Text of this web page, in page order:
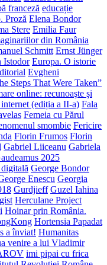
franceză educație
Proză Elena Bondor
Stere Emilia Faur
din România
Schmitt Ernst Jünger
Istodor Europa. O istorie
Evgheni
Steps That Were Taken”
online: recunoaşte şi
(ediția a II-a) Fala
Femeia cu Părul
smombie Fericire
Florin Frumos Florin
Gabriel Liiceanu Gabriela
2025
George Bondor
Enescu Georgia
Gurdjieff Guzel Iahina
Herculane Project
Hoinar prin România.
Hortensia Papadat
a înviat! Humanitas
venire a lui Vladimir
imi pipai cu frica